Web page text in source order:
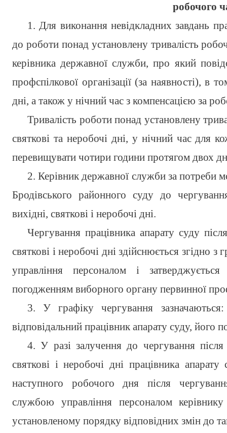
робочого
1. Для виконання невідкладних завдань
до роботи понад установлену тривалість
керівника державної служби, про який
профспілкової організації (за наявності), в
дні, а також у нічний час з компенсацією за
Тривалість роботи понад установлену
святкові та неробочі дні, у нічний час для
перевищувати чотири години протягом двох
2. Керівник державної служби за потреби
Бродівського районного суду до
вихідні, святкові і неробочі дні.
Чергування працівника апарату суду
святкові і неробочі дні здійснюється згідно
управління персоналом і
погодженням виборного органу первинної
3. У графіку чергування
відповідальний працівник апарату суду, його
4. У разі залучення до чергування
святкові і неробочі дні працівника
наступного робочого дня після
службою управління персоналом
установленому порядку відповідних змін до